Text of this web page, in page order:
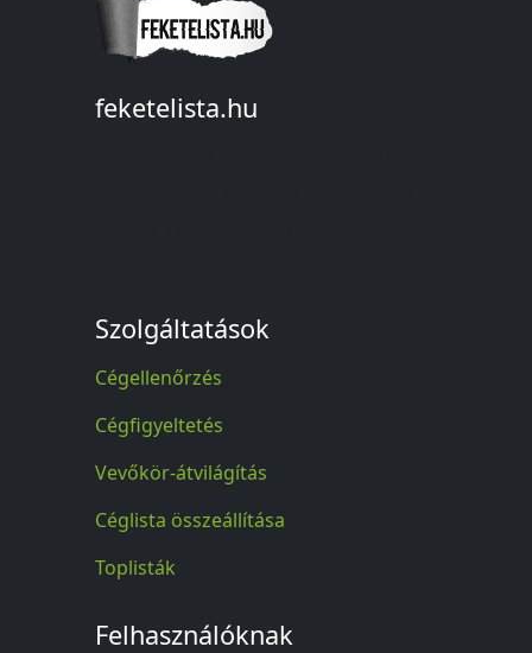
feketelista.hu
Szolgáltatások
Cégellenőrzés
Cégfigyeltetés
Vevőkör-átvilágítás
Céglista összeállítása
Toplisták
Felhasználóknak